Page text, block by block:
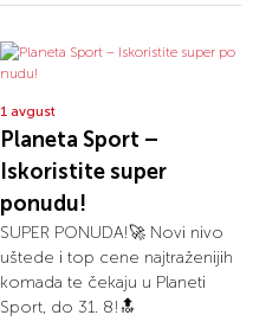
1 avgust
Planeta Sport –
Iskoristite super
ponudu!
SUPER PONUDA!🚀 Novi nivo
uštede i top cene najtraženijih
komada te čekaju u Planeti
Sport, do 31. 8!🔝